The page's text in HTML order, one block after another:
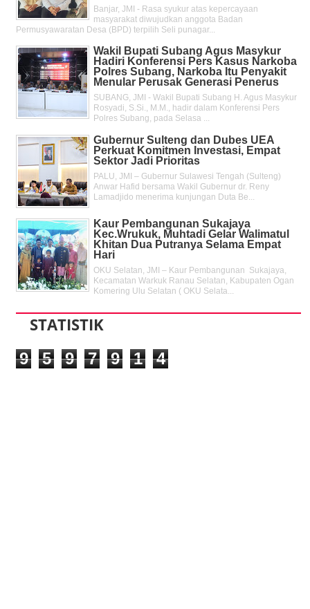
Banjar, JMI - Rasa syukur atas kepercayaan
masyarakat diwujudkan anggota Badan
Permusyawaratan Desa (BPD) terpilih Seli punagar...
Wakil Bupati Subang Agus Masykur
Hadiri Konferensi Pers Kasus Narkoba
Polres Subang, Narkoba Itu Penyakit
Menular Perusak Generasi Penerus
SUBANG, JMI - Wakil Bupati Subang H. Agus Masykur
Rosyadi, S.Si., M.M., hadir dalam Konferensi Pers
Polres Subang, pada Selasa ...
Gubernur Sulteng dan Dubes UEA
Perkuat Komitmen Investasi, Empat
Sektor Jadi Prioritas
PALU, JMI – Gubernur Sulawesi Tengah (Sulteng)
Anwar Hafid bersama Wakil Gubernur dr. Reny
Lamadjido menerima kunjungan Duta Be...
Kaur Pembangunan Sukajaya
Kec.Wrukuk, Muhtadi Gelar Walimatul
Khitan Dua Putranya Selama Empat
Hari
OKU Selatan, JMI – Kaur Pembangunan Sukajaya,
Kecamatan Warkuk Ranau Selatan, Kabupaten Ogan
Komering Ulu Selatan ( OKU Selata...
STATISTIK
9 5 9 7 9 1 4